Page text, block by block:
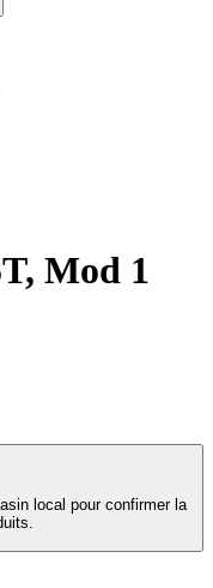
Mod 1
local pour confirmer la